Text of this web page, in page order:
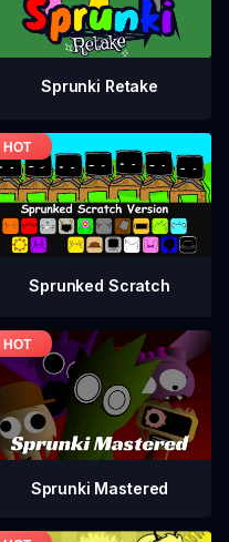
Sprunki Retake
Sprunked Scratch
Sprunki Mastered